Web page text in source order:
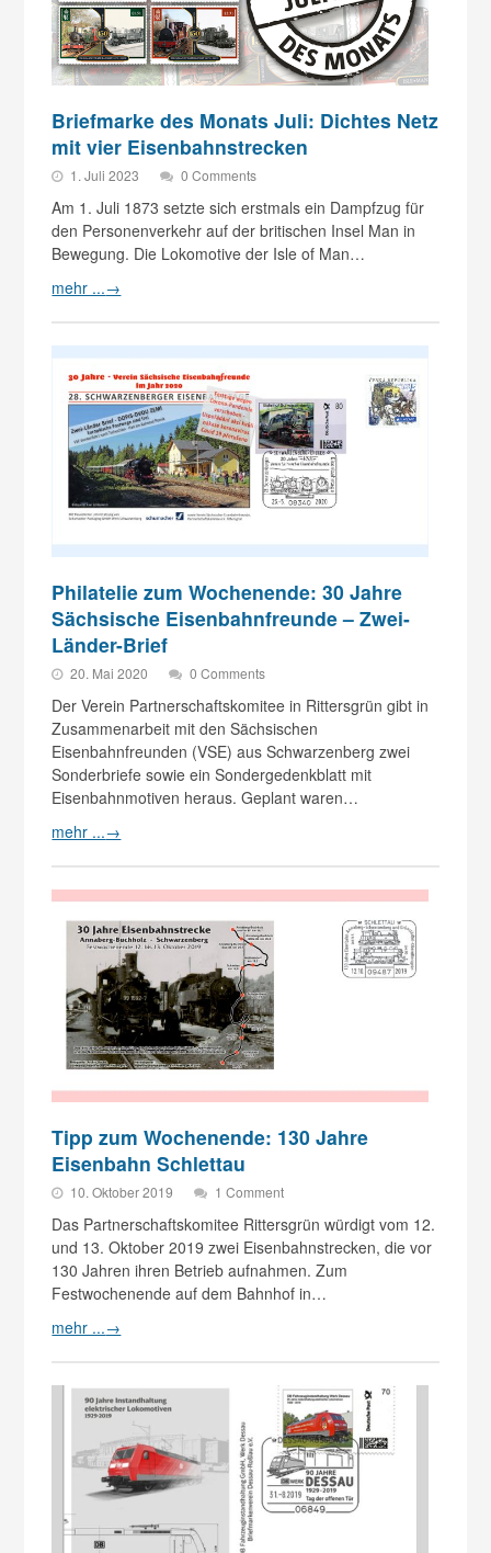
Briefmarke des Monats Juli: Dichtes Netz
mit vier Eisenbahnstrecken
1. Juli 2023 0 Comments
Am 1. Juli 1873 setzte sich erstmals ein Dampfzug für
den Personenverkehr auf der britischen Insel Man in
Bewegung. Die Lokomotive der Isle of Man…
mehr ...→
Philatelie zum Wochenende: 30 Jahre
Sächsische Eisenbahnfreunde – Zwei-
Länder-Brief
20. Mai 2020 0 Comments
Der Verein Partnerschaftskomitee in Rittersgrün gibt in
Zusammenarbeit mit den Sächsischen
Eisenbahnfreunden (VSE) aus Schwarzenberg zwei
Sonderbriefe sowie ein Sondergedenkblatt mit
Eisenbahnmotiven heraus. Geplant waren…
mehr ...→
Tipp zum Wochenende: 130 Jahre
Eisenbahn Schlettau
10. Oktober 2019 1 Comment
Das Partnerschaftskomitee Rittersgrün würdigt vom 12.
und 13. Oktober 2019 zwei Eisenbahnstrecken, die vor
130 Jahren ihren Betrieb aufnahmen. Zum
Festwochenende auf dem Bahnhof in…
mehr ...→